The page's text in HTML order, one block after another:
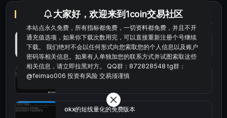
最便宜最实惠的科学上网工具
统计涨跌幅的python代码
okx的短线量化的免费版本
大家好，欢迎来到1coin交易社区
本站点永久免费，所有指标都免费，一切资料都免费，并且不开
通充值选项，如果你下载次数用完，可以直接重新注册个号继续
下载。 我们绝对不会以任何形式向您索取您的个人信息以及账户
密码等相关信息。如果有人单独加您的联系方式并试图索取这些
相关信息，请立即拉黑对方。 QQ群：872828548 tg群：
@feimao006 投资有风险 交易须谨慎